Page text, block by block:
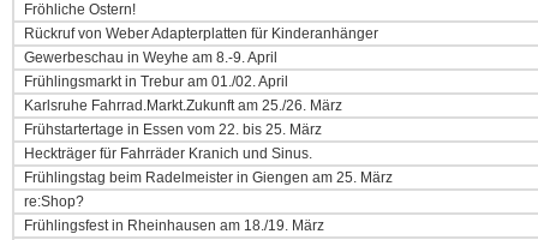
Fröhliche Ostern!
Rückruf von Weber Adapterplatten für Kinderanhänger
Gewerbeschau in Weyhe am 8.-9. April
Frühlingsmarkt in Trebur am 01./02. April
Karlsruhe Fahrrad.Markt.Zukunft am 25./26. März
Frühstartertage in Essen vom 22. bis 25. März
Heckträger für Fahrräder Kranich und Sinus.
Frühlingstag beim Radelmeister in Giengen am 25. März
re:Shop?
Frühlingsfest in Rheinhausen am 18./19. März